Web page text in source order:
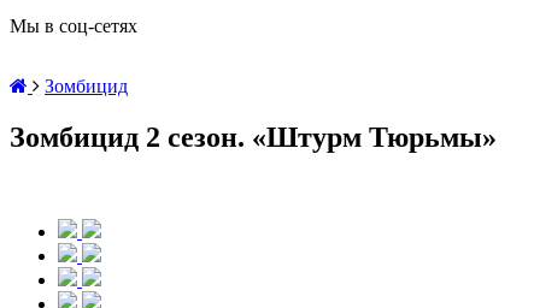
Мы в соц-сетях
Зомбицид
Зомбицид 2 сезон. «Штурм Тюрьмы»